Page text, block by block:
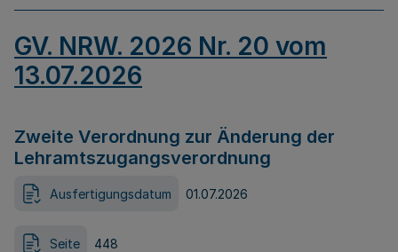
GV. NRW. 2026 Nr. 20 vom
13.07.2026
Zweite Verordnung zur Änderung der
Lehramtszugangsverordnung
Ausfertigungsdatum 01.07.2026
Seite 448